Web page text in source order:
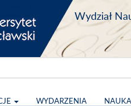
Wydział
WYDARZENIA NAUKA